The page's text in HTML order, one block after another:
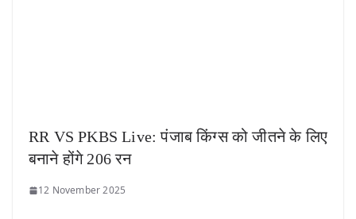
RR VS PKBS Live: पंजाब किंग्स को जीतने के लिए
बनाने होंगे 206 रन
12 November 2025